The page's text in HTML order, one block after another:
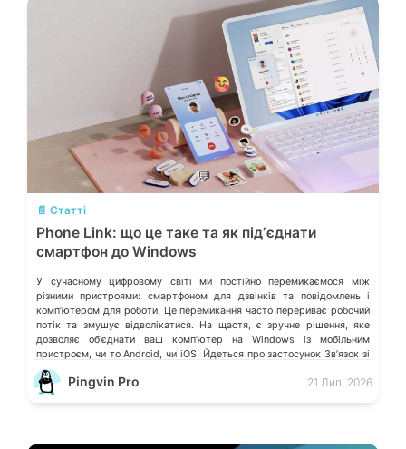
💬
📄 Статті
Phone Link: що це таке та як підʼєднати
смартфон до Windows
У сучасному цифровому світі ми постійно перемикаємося між
різними пристроями: смартфоном для дзвінків та повідомлень і
компʼютером для роботи. Це перемикання часто перериває робочий
потік та змушує відволікатися. На щастя, є зручне рішення, яке
дозволяє обʼєднати ваш компʼютер на Windows із мобільним
пристроєм, чи то Android, чи iOS. Йдеться про застосунок Звʼязок зі
смартфоном (Phone Link) від Microsoft, що перетворює ваш ПК на
своєрідний «міст» до функцій смартфона.
Pingvin Pro 21 Лип, 2026